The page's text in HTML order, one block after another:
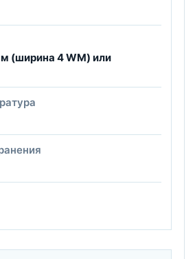
(ширина 4 WM) или